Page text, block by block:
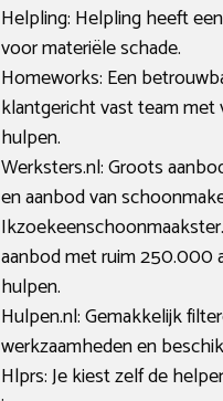
Helpling: Helpling heeft
voor materiële schade.
Homeworks: Een
klantgericht vast team met
hulpen.
Werksters.nl: Groots
en aanbod van
aanbod met ruim 250.000
hulpen.
Hulpen.nl: Gemakkelijk
werkzaamheden en
Hlprs: Je kiest zelf de